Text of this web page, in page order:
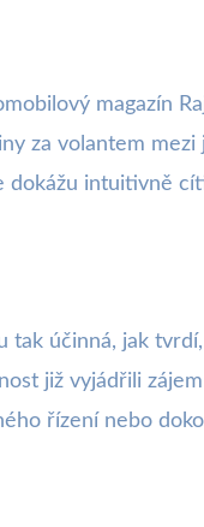
magazín
za volantem
dokážu intuitivně
tak účinná, jak
již vyjádřili
řízení nebo